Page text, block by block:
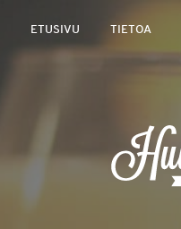
ETUSIVU TIETOA